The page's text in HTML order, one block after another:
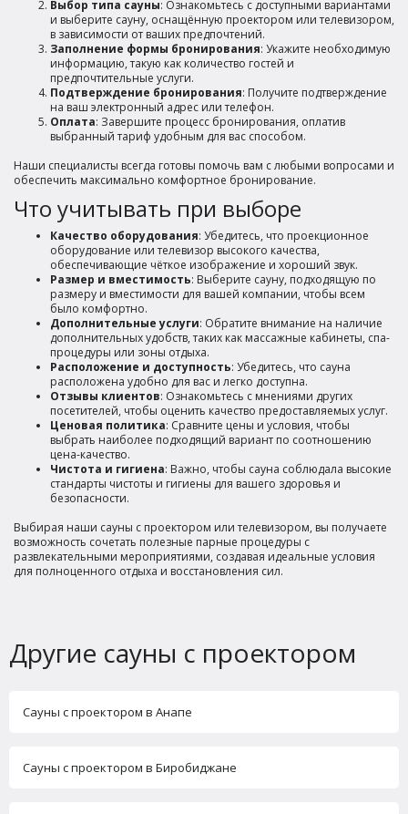
Выбор типа сауны: Ознакомьтесь с доступными вариантами
и выберите сауну, оснащённую проектором или телевизором,
в зависимости от ваших предпочтений.
Заполнение формы бронирования: Укажите необходимую
информацию, такую как количество гостей и
предпочтительные услуги.
Подтверждение бронирования: Получите подтверждение
на ваш электронный адрес или телефон.
Оплата: Завершите процесс бронирования, оплатив
выбранный тариф удобным для вас способом.
Наши специалисты всегда готовы помочь вам с любыми вопросами и
обеспечить максимально комфортное бронирование.
Что учитывать при выборе
Качество оборудования: Убедитесь, что проекционное
оборудование или телевизор высокого качества,
обеспечивающие чёткое изображение и хороший звук.
Размер и вместимость: Выберите сауну, подходящую по
размеру и вместимости для вашей компании, чтобы всем
было комфортно.
Дополнительные услуги: Обратите внимание на наличие
дополнительных удобств, таких как массажные кабинеты, спа-
процедуры или зоны отдыха.
Расположение и доступность: Убедитесь, что сауна
расположена удобно для вас и легко доступна.
Отзывы клиентов: Ознакомьтесь с мнениями других
посетителей, чтобы оценить качество предоставляемых услуг.
Ценовая политика: Сравните цены и условия, чтобы
выбрать наиболее подходящий вариант по соотношению
цена-качество.
Чистота и гигиена: Важно, чтобы сауна соблюдала высокие
стандарты чистоты и гигиены для вашего здоровья и
безопасности.
Выбирая наши сауны с проектором или телевизором, вы получаете
возможность сочетать полезные парные процедуры с
развлекательными мероприятиями, создавая идеальные условия
для полноценного отдыха и восстановления сил.
Другие сауны с проектором
Сауны с проектором в Анапе
Сауны с проектором в Биробиджане